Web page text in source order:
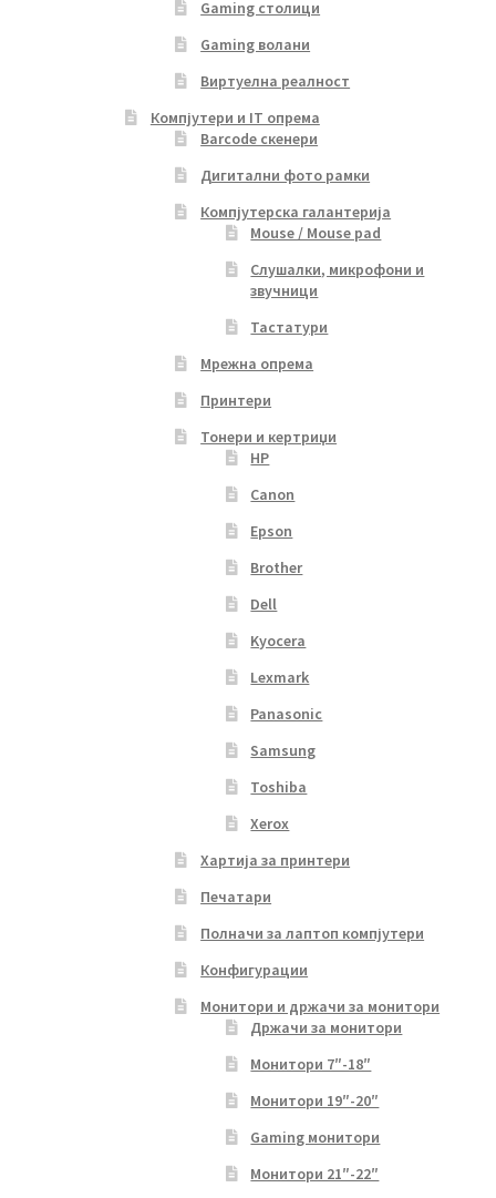
Gaming столици
Gaming волани
Виртуелна реалност
Компјутери и IT опрема
Barcode скенери
Дигитални фото рамки
Компјутерска галантерија
Mouse / Mouse pad
Слушалки, микрофони и
звучници
Тастатури
Мрежна опрема
Принтери
Тонери и кертриџи
HP
Canon
Epson
Brother
Dell
Kyocera
Lexmark
Panasonic
Samsung
Toshiba
Xerox
Хартија за принтери
Печатари
Полначи за лаптоп компјутери
Конфигурации
Монитори и држачи за монитори
Држачи за монитори
Монитори 7″-18″
Монитори 19″-20″
Gaming монитори
Монитори 21″-22″